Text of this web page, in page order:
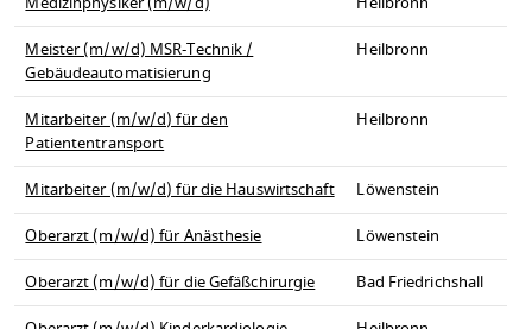
Meister (m/w/d) MSR-Technik /
Gebäudeautomatisierung
Heilbronn
Mitarbeiter (m/w/d) für den
Patiententransport
Heilbronn
Mitarbeiter (m/w/d) für die Hauswirtschaft
Löwenstein
Oberarzt (m/w/d) für Anästhesie
Löwenstein
Oberarzt (m/w/d) für die Gefäßchirurgie
Bad Friedrichshall